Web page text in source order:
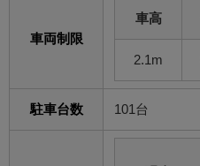
車両制限
車高
2.1m
駐車台数 101台